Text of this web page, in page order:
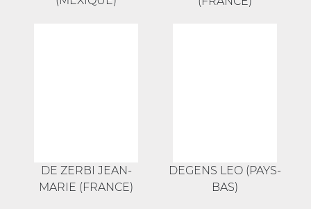
DE ZERBI JEAN-
MARIE (FRANCE)
DEGENS LEO (PAYS-
BAS)